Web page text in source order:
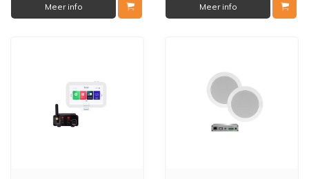
Meer info Meer info